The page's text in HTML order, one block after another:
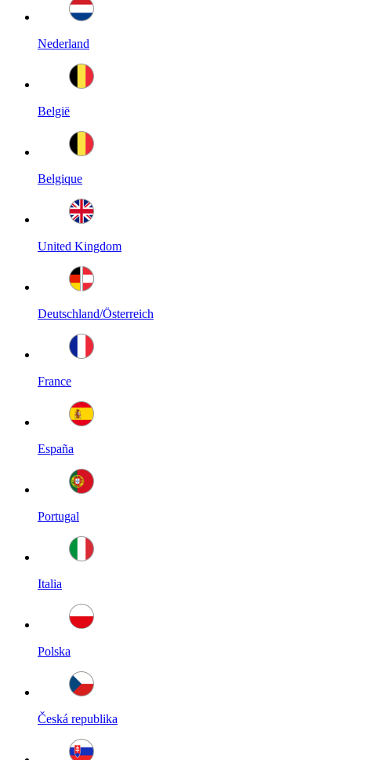
Nederland
België
Belgique
United Kingdom
Deutschland/Österreich
France
España
Portugal
Italia
Polska
Česká republika